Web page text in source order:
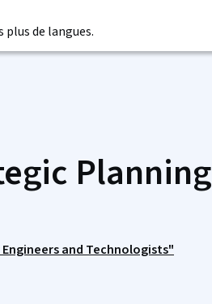
de langues.
Planning
and Technologists"